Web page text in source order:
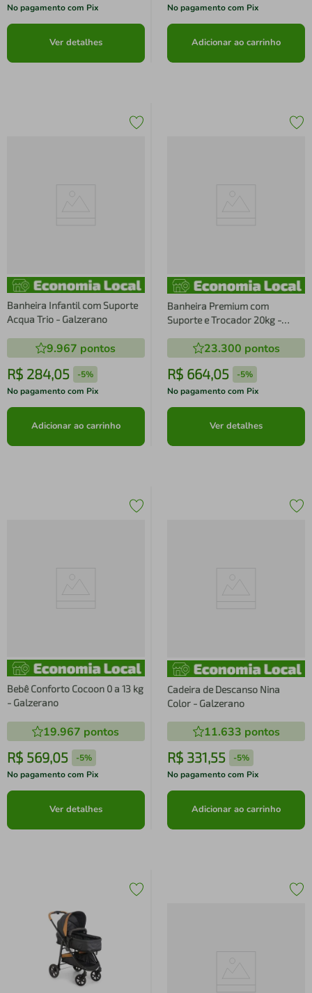
No pagamento com Pix
Ver detalhes
No pagamento com Pix
Adicionar ao carrinho
Banheira Infantil com Suporte
Acqua Trio - Galzerano
9.967 pontos
R$ 284,05 -5%
No pagamento com Pix
Adicionar ao carrinho
Banheira Premium com
Suporte e Trocador 20kg -
23.300 pontos
R$ 664,05 -5%
No pagamento com Pix
Ver detalhes
Bebê Conforto Cocoon 0 a 13 kg
- Galzerano
19.967 pontos
R$ 569,05 -5%
No pagamento com Pix
Ver detalhes
Cadeira de Descanso Nina
Color - Galzerano
11.633 pontos
R$ 331,55 -5%
No pagamento com Pix
Adicionar ao carrinho